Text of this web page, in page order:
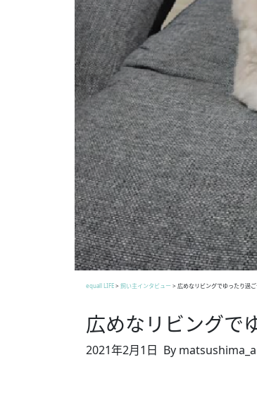
equall LIFE> 飼い主インタビュー > 広めなリビングでゆったり過
広めなリビングで
2021年2月1日 By matsushima_a